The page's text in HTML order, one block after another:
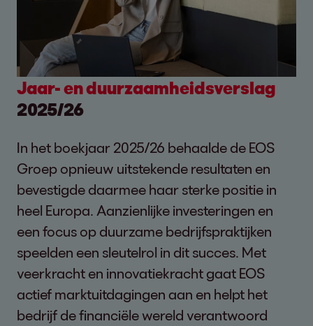
Jaar- en duurzaamheidsverslag
2025/26
In het boekjaar 2025/26 behaalde de EOS
Groep opnieuw uitstekende resultaten en
bevestigde daarmee haar sterke positie in
heel Europa. Aanzienlijke investeringen en
een focus op duurzame bedrijfspraktijken
speelden een sleutelrol in dit succes. Met
veerkracht en innovatiekracht gaat EOS
actief marktuitdagingen aan en helpt het
bedrijf de financiële wereld verantwoord